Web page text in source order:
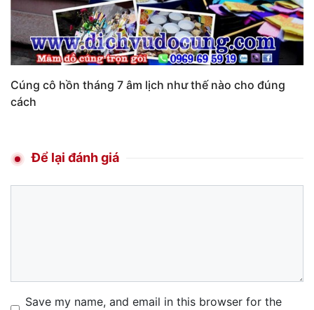
Cúng cô hồn tháng 7 âm lịch như thế nào cho đúng
cách
Để lại đánh giá
Name
Email
Website
Save my name, and email in this browser for the